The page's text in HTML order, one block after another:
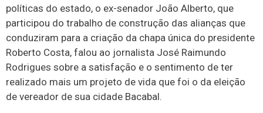
políticas do estado, o ex-senador João Alberto, que
participou do trabalho de construção das alianças que
conduziram para a criação da chapa única do presidente
Roberto Costa, falou ao jornalista José Raimundo
Rodrigues sobre a satisfação e o sentimento de ter
realizado mais um projeto de vida que foi o da eleição
de vereador de sua cidade Bacabal.